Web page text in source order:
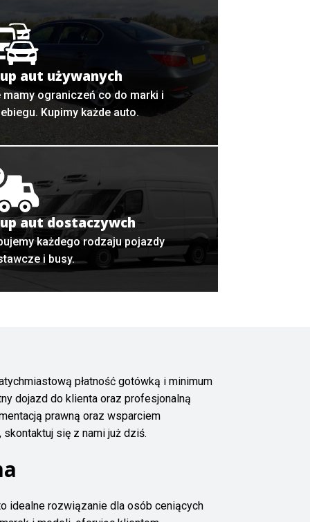
aut używanych
mamy ograniczeń co do marki i
Kupimy każde auto.
aut dostaczywch
każdego rodzaju pojazdy
i busy.
płatność gotówką i minimum
dojazd do klienta oraz profesjonalną
prawną oraz wsparciem
się z nami już dziś.
idealne rozwiązanie dla osób ceniących